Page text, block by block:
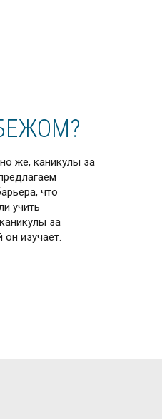
же, каникулы за
что
учить
за
изучает.